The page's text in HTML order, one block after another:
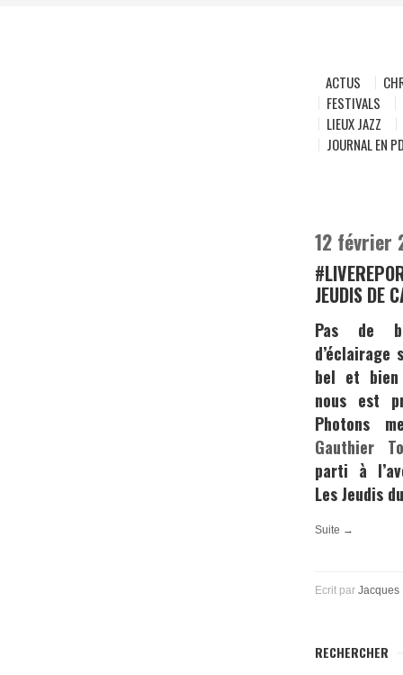
ACTUS
FESTIVALS
LIEUX JAZZ
JOURNAL EN
12 février
JEUDIS DE
Pas de
d’éclairage
bel et bien
nous est
Photons
Gauthier
parti à
Les Jeudis
Suite →
Ecrit par Jacques
RECHERCHER